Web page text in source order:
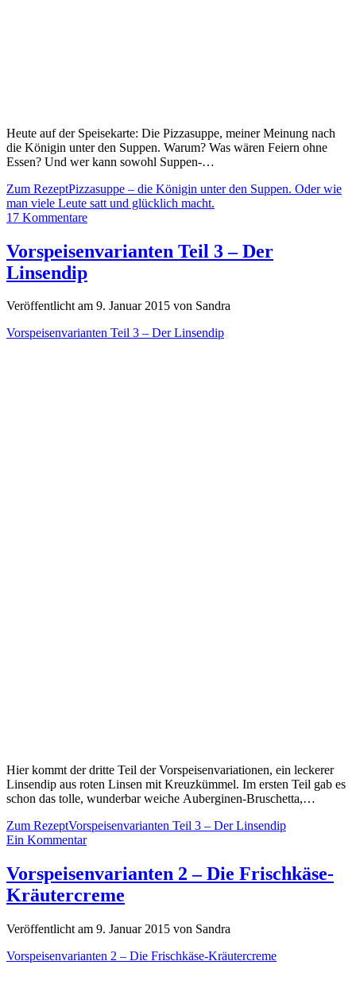
Heute auf der Speisekarte: Die Pizzasuppe, meiner Meinung nach
die Königin unter den Suppen. Warum? Was wären Feiern ohne
Essen? Und wer kann sowohl Suppen-…
Zum RezeptPizzasuppe – die Königin unter den Suppen. Oder wie
man viele Leute satt und glücklich macht.
17 Kommentare
Vorspeisenvarianten Teil 3 – Der
Linsendip
Veröffentlicht am 9. Januar 2015 von Sandra
Vorspeisenvarianten Teil 3 – Der Linsendip
Hier kommt der dritte Teil der Vorspeisenvariationen, ein leckerer
Linsendip aus roten Linsen mit Kreuzkümmel. Im ersten Teil gab es
schon das tolle, wunderbar weiche Auberginen-Bruschetta,…
Zum RezeptVorspeisenvarianten Teil 3 – Der Linsendip
Ein Kommentar
Vorspeisenvarianten 2 – Die Frischkäse-
Kräutercreme
Veröffentlicht am 9. Januar 2015 von Sandra
Vorspeisenvarianten 2 – Die Frischkäse-Kräutercreme